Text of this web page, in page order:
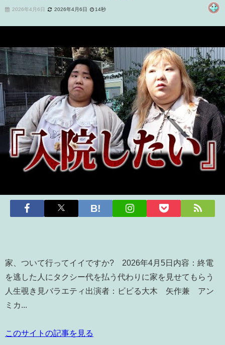
2026年4月6日 2026年4月6日 14秒
家、ついて行ってイイですか? 2026年4月5日内容：終電
を逃した人にタクシー代を払う代わりに家を見せてもらう
人生覗き見バラエティ出演者：ビビる大木 矢作兼 アン
ミカ...
このサイトの記事を見る